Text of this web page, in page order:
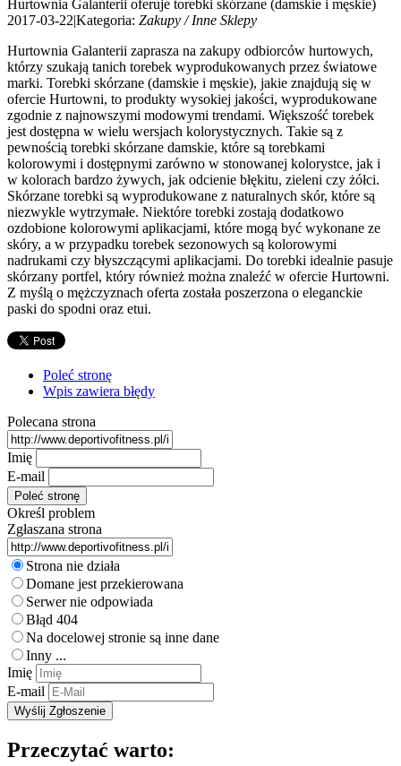
Hurtownia Galanterii oferuje torebki skórzane (damskie i męskie)
2017-03-22|Kategoria: Zakupy / Inne Sklepy
Hurtownia Galanterii zaprasza na zakupy odbiorców hurtowych,
którzy szukają tanich torebek wyprodukowanych przez światowe
marki. Torebki skórzane (damskie i męskie), jakie znajdują się w
ofercie Hurtowni, to produkty wysokiej jakości, wyprodukowane
zgodnie z najnowszymi modowymi trendami. Większość torebek
jest dostępna w wielu wersjach kolorystycznych. Takie są z
pewnością torebki skórzane damskie, które są torebkami
kolorowymi i dostępnymi zarówno w stonowanej kolorystce, jak i
w kolorach bardzo żywych, jak odcienie błękitu, zieleni czy żółci.
Skórzane torebki są wyprodukowane z naturalnych skór, które są
niezwykle wytrzymałe. Niektóre torebki zostają dodatkowo
ozdobione kolorowymi aplikacjami, które mogą być wykonane ze
skóry, a w przypadku torebek sezonowych są kolorowymi
nadrukami czy błyszczącymi aplikacjami. Do torebki idealnie pasuje
skórzany portfel, który również można znaleźć w ofercie Hurtowni.
Z myślą o mężczyznach oferta została poszerzona o eleganckie
paski do spodni oraz etui.
Poleć stronę
Wpis zawiera błędy
Polecana strona
Imię
E-mail
Określ problem
Zgłaszana strona
Strona nie działa
Domane jest przekierowana
Serwer nie odpowiada
Błąd 404
Na docelowej stronie są inne dane
Inny ...
Imię
E-mail
Przeczytać warto: